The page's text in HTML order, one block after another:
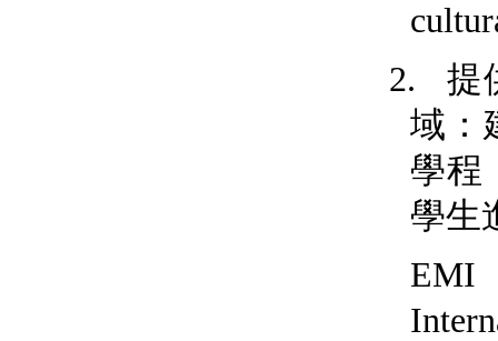
2.
提
域 ：
學程
學生